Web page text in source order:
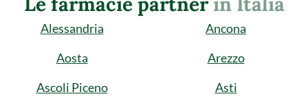
Alessandria
Ancona
Aosta
Arezzo
Ascoli Piceno
Asti